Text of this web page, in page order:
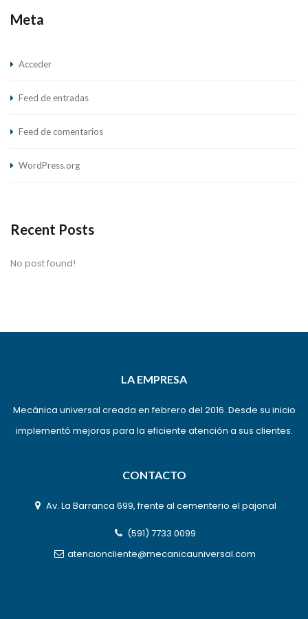
Meta
Acceder
Feed de entradas
Feed de comentarios
WordPress.org
Recent Posts
No post found!
LA EMPRESA
Mecánica universal creada en febrero del 2016. Desde su inicio
implementó mejoras para la eficiente atención a sus clientes.
CONTACTO
Av. La Barranca 699, frente al cementerio el pajonal
(591) 7733 0099
atencioncliente@mecanicauniversal.com